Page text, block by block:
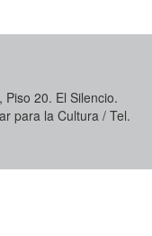
20. El Silencio.
para la Cultura / Tel.